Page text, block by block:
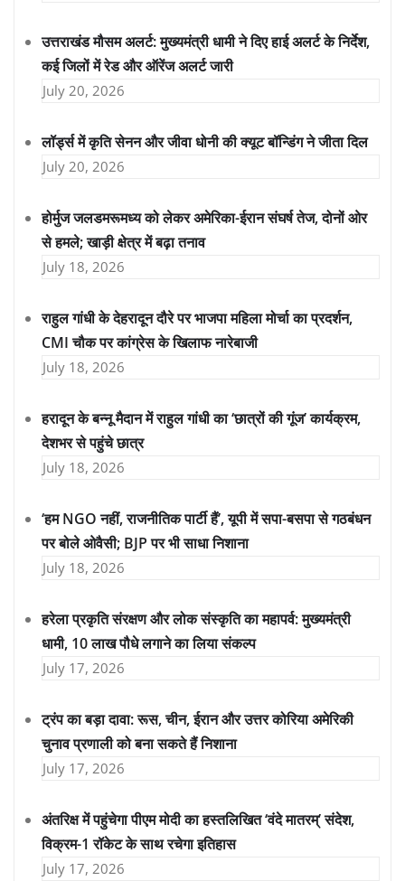
उत्तराखंड मौसम अलर्ट: मुख्यमंत्री धामी ने दिए हाई अलर्ट के निर्देश,
कई जिलों में रेड और ऑरेंज अलर्ट जारी
July 20, 2026
लॉर्ड्स में कृति सेनन और जीवा धोनी की क्यूट बॉन्डिंग ने जीता दिल
July 20, 2026
होर्मुज जलडमरूमध्य को लेकर अमेरिका-ईरान संघर्ष तेज, दोनों ओर
से हमले; खाड़ी क्षेत्र में बढ़ा तनाव
July 18, 2026
राहुल गांधी के देहरादून दौरे पर भाजपा महिला मोर्चा का प्रदर्शन,
CMI चौक पर कांग्रेस के खिलाफ नारेबाजी
July 18, 2026
हरादून के बन्नू मैदान में राहुल गांधी का ‘छात्रों की गूंज’ कार्यक्रम,
देशभर से पहुंचे छात्र
July 18, 2026
‘हम NGO नहीं, राजनीतिक पार्टी हैं’, यूपी में सपा-बसपा से गठबंधन
पर बोले ओवैसी; BJP पर भी साधा निशाना
July 18, 2026
हरेला प्रकृति संरक्षण और लोक संस्कृति का महापर्व: मुख्यमंत्री
धामी, 10 लाख पौधे लगाने का लिया संकल्प
July 17, 2026
ट्रंप का बड़ा दावा: रूस, चीन, ईरान और उत्तर कोरिया अमेरिकी
चुनाव प्रणाली को बना सकते हैं निशाना
July 17, 2026
अंतरिक्ष में पहुंचेगा पीएम मोदी का हस्तलिखित ‘वंदे मातरम्’ संदेश,
विक्रम-1 रॉकेट के साथ रचेगा इतिहास
July 17, 2026